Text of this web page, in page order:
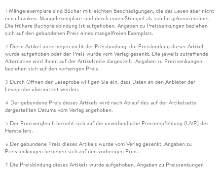
1 Mängelexemplare sind Bücher mit leichten Beschädigungen, die das Lesen aber nicht
einschränken. Mängelexemplare sind durch einen Stempel als solche gekennzeichnet.
Die frühere Buchpreisbindung ist aufgehoben. Angaben zu Preissenkungen beziehen
sich auf den gebundenen Preis eines mangelfreien Exemplars.
2 Diese Artikel unterliegen nicht der Preisbindung, die Preisbindung dieser Artikel
wurde aufgehoben oder der Preis wurde vom Verlag gesenkt. Die jeweils zutreffende
Alternative wird Ihnen auf der Artikelseite dargestellt. Angaben zu Preissenkungen
beziehen sich auf den vorherigen Preis.
3 Durch Öffnen der Leseprobe willigen Sie ein, dass Daten an den Anbieter der
Leseprobe übermittelt werden.
4 Der gebundene Preis dieses Artikels wird nach Ablauf des auf der Artikelseite
dargestellten Datums vom Verlag angehoben.
5 Der Preisvergleich bezieht sich auf die unverbindliche Preisempfehlung (UVP) des
Herstellers.
6 Der gebundene Preis dieses Artikels wurde vom Verlag gesenkt. Angaben zu
Preissenkungen beziehen sich auf den vorherigen Preis.
7 Die Preisbindung dieses Artikels wurde aufgehoben. Angaben zu Preissenkungen